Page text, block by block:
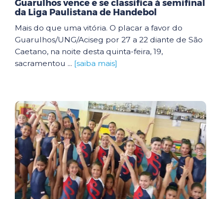
Guarulhos vence e se classifica à semifinal
da Liga Paulistana de Handebol
Mais do que uma vitória. O placar a favor do
Guarulhos/UNG/Aciseg por 27 a 22 diante de São
Caetano, na noite desta quinta-feira, 19,
sacramentou ... [saiba mais]